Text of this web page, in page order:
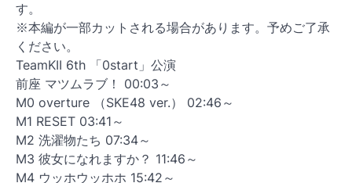
す。
※本編が一部カットされる場合があります。予めご了承
ください。
TeamKII 6th 「0start」公演
前座 マツムラブ！ 00:03～
M0 overture （SKE48 ver.） 02:46～
M1 RESET 03:41～
M2 洗濯物たち 07:34～
M3 彼女になれますか？ 11:46～
M4 ウッホウッホホ 15:42～